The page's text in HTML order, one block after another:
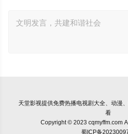
天堂影视提供免费热播电视剧大全、动漫
看
Copyright © 2023 cqmyffm.com
蜀ICP备